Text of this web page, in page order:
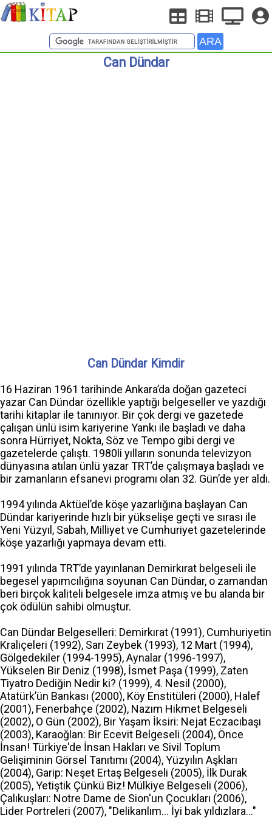
Can Dündar
Can Dündar Kimdir
16 Haziran 1961 tarihinde Ankara’da doğan gazeteci
yazar Can Dündar özellikle yaptığı belgeseller ve yazdığı
tarihi kitaplar ile tanınıyor. Bir çok dergi ve gazetede
çalışan ünlü isim kariyerine Yankı ile başladı ve daha
sonra Hürriyet, Nokta, Söz ve Tempo gibi dergi ve
gazetelerde çalıştı. 1980li yılların sonunda televizyon
dünyasına atılan ünlü yazar TRT’de çalışmaya başladı ve
bir zamanların efsanevi programı olan 32. Gün’de yer aldı.
1994 yılında Aktüel’de köşe yazarlığına başlayan Can
Dündar kariyerinde hızlı bir yükselişe geçti ve sırası ile
Yeni Yüzyıl, Sabah, Milliyet ve Cumhuriyet gazetelerinde
köşe yazarlığı yapmaya devam etti.
1991 yılında TRT’de yayınlanan Demirkırat belgeseli ile
begesel yapımcılığına soyunan Can Dündar, o zamandan
beri birçok kaliteli belgesele imza atmış ve bu alanda bir
çok ödülün sahibi olmuştur.
Can Dündar Belgeselleri: Demirkırat (1991), Cumhuriyetin
Kraliçeleri (1992), Sarı Zeybek (1993), 12 Mart (1994),
Gölgedekiler (1994-1995), Aynalar (1996-1997),
Yükselen Bir Deniz (1998), İsmet Paşa (1999), Zaten
Tiyatro Dediğin Nedir ki? (1999), 4. Nesil (2000),
Atatürk’ün Bankası (2000), Köy Enstitüleri (2000), Halef
(2001), Fenerbahçe (2002), Nazım Hikmet Belgeseli
(2002), O Gün (2002), Bir Yaşam İksiri: Nejat Eczacıbaşı
(2003), Karaoğlan: Bir Ecevit Belgeseli (2004), Önce
İnsan! Türkiye'de İnsan Hakları ve Sivil Toplum
Gelişiminin Görsel Tanıtımı (2004), Yüzyılın Aşkları
(2004), Garip: Neşet Ertaş Belgeseli (2005), İlk Durak
(2005), Yetiştik Çünkü Biz! Mülkiye Belgeseli (2006),
Çalıkuşları: Notre Dame de Sion'un Çocukları (2006),
Lider Portreleri (2007), "Delikanlım... İyi bak yıldızlara..."